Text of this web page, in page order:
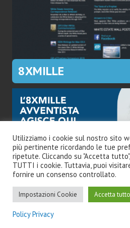
8XMILLE
Copyright ©
Utilizziamo i cookie sul nostro sito
più pertinente ricordando le tue
ripetute. Cliccando su "Accetta
TUTTI i cookie. Tuttavia, puoi
fornire un consenso controllato.
Impostazioni Cookie Accetta tutto
Policy Privacy